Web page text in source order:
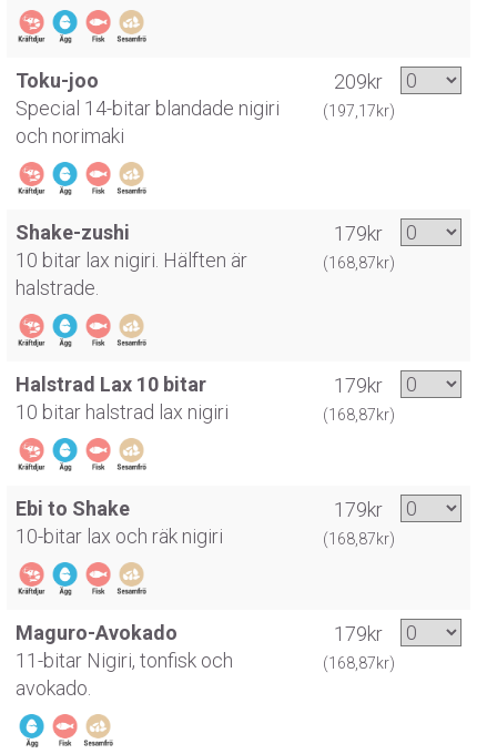
Toku-joo
Special 14-bitar blandade nigiri
och norimaki
209kr
(197,17kr)
Shake-zushi
10 bitar lax nigiri. Hälften är
halstrade.
179kr
(168,87kr)
Halstrad Lax 10 bitar
10 bitar halstrad lax nigiri
179kr
(168,87kr)
Ebi to Shake
10-bitar lax och räk nigiri
179kr
(168,87kr)
Maguro-Avokado
11-bitar Nigiri, tonfisk och
avokado.
179kr
(168,87kr)